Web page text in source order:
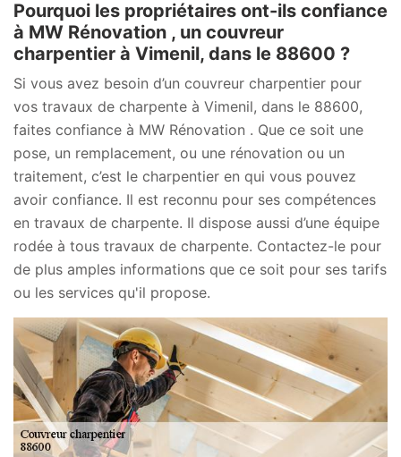
Pourquoi les propriétaires ont-ils confiance
à MW Rénovation , un couvreur
charpentier à Vimenil, dans le 88600 ?
Si vous avez besoin d’un couvreur charpentier pour
vos travaux de charpente à Vimenil, dans le 88600,
faites confiance à MW Rénovation . Que ce soit une
pose, un remplacement, ou une rénovation ou un
traitement, c’est le charpentier en qui vous pouvez
avoir confiance. Il est reconnu pour ses compétences
en travaux de charpente. Il dispose aussi d’une équipe
rodée à tous travaux de charpente. Contactez-le pour
de plus amples informations que ce soit pour ses tarifs
ou les services qu'il propose.